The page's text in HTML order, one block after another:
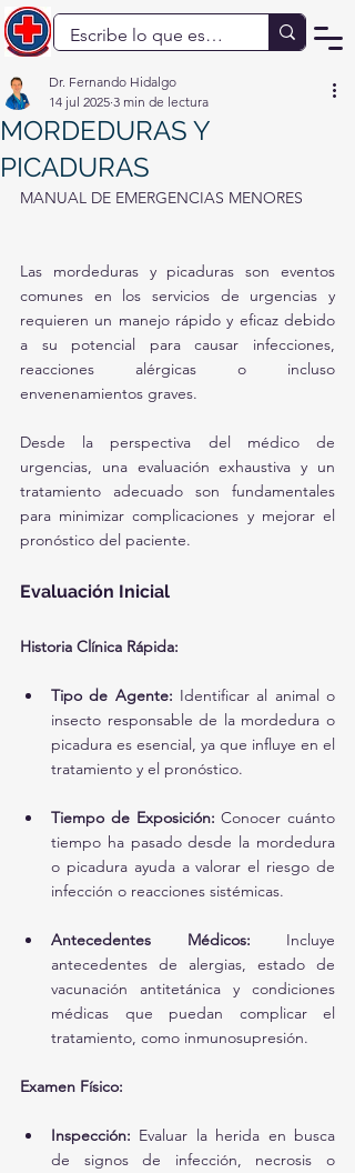
MORDEDURAS Y
PICADURAS
Dr. Fernando Hidalgo
14 jul 2025 3 min de lectura
MANUAL DE EMERGENCIAS MENORES
Las mordeduras y picaduras son eventos
comunes en los servicios de urgencias y
requieren un manejo rápido y eficaz debido
a su potencial para causar infecciones,
reacciones alérgicas o incluso
envenenamientos graves.
Desde la perspectiva del médico de
urgencias, una evaluación exhaustiva y un
tratamiento adecuado son fundamentales
para minimizar complicaciones y mejorar el
pronóstico del paciente.
Evaluación Inicial
Historia Clínica Rápida:
Tipo de Agente: Identificar al animal o
insecto responsable de la mordedura o
picadura es esencial, ya que influye en el
tratamiento y el pronóstico.
Tiempo de Exposición: Conocer cuánto
tiempo ha pasado desde la mordedura
o picadura ayuda a valorar el riesgo de
infección o reacciones sistémicas.
Antecedentes Médicos: Incluye
antecedentes de alergias, estado de
vacunación antitetánica y condiciones
médicas que puedan complicar el
tratamiento, como inmunosupresión.
Examen Físico:
Inspección: Evaluar la herida en busca
de signos de infección, necrosis o